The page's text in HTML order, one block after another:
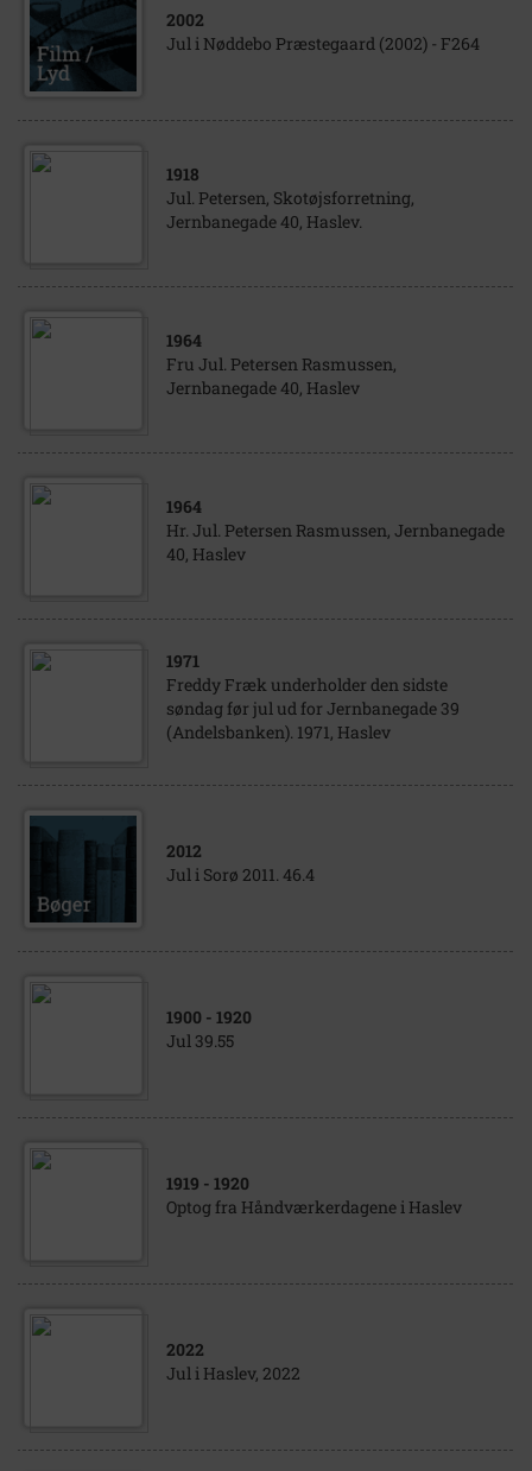
2002
Jul i Nøddebo Præstegaard (2002) - F264
1918
Jul. Petersen, Skotøjsforretning,
Jernbanegade 40, Haslev.
1964
Fru Jul. Petersen Rasmussen,
Jernbanegade 40, Haslev
1964
Hr. Jul. Petersen Rasmussen, Jernbanegade
40, Haslev
1971
Freddy Fræk underholder den sidste
søndag før jul ud for Jernbanegade 39
(Andelsbanken). 1971, Haslev
2012
Jul i Sorø 2011. 46.4
1900 - 1920
Jul 39.55
1919 - 1920
Optog fra Håndværkerdagene i Haslev
2022
Jul i Haslev, 2022